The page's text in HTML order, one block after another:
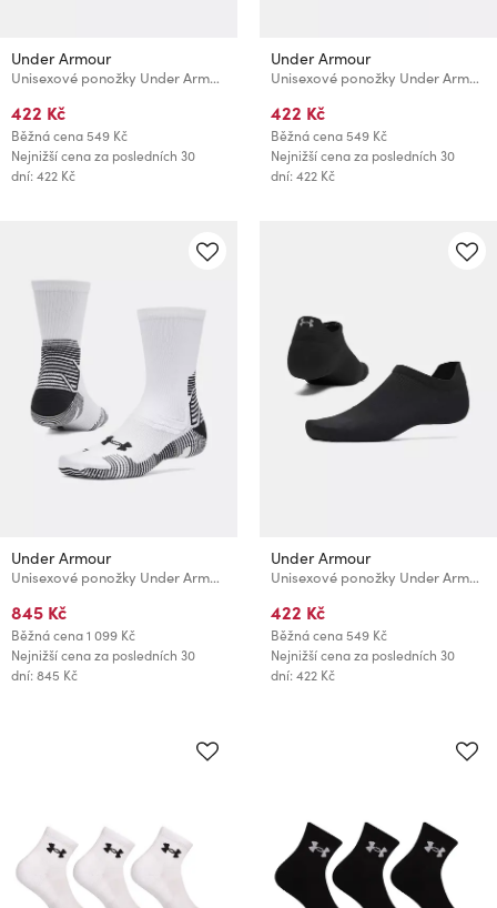
Under Armour
Unisexové ponožky Under Armour UA Velociti Lite 1pk Crew
422 Kč
Běžná cena549 Kč
Nejnižší cena za posledních 30
dní: 422 Kč
Under Armour
Unisexové ponožky Under Armour UA Velociti Lite 1pk Crew
422 Kč
Běžná cena549 Kč
Nejnižší cena za posledních 30
dní: 422 Kč
Under Armour
Unisexové ponožky Under Armour UAAG Team Elite 1pkCrew-WHT
845 Kč
Běžná cena1 099 Kč
Nejnižší cena za posledních 30
dní: 845 Kč
Under Armour
Unisexové ponožky Under Armour UA Velociti Lite 1pk NS
422 Kč
Běžná cena549 Kč
Nejnižší cena za posledních 30
dní: 422 Kč